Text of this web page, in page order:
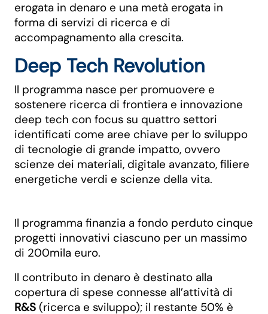
erogata in denaro e una metà erogata in
forma di servizi di ricerca e di
accompagnamento alla crescita.
Deep Tech Revolution
Il programma nasce per promuovere e
sostenere ricerca di frontiera e innovazione
deep tech con focus su quattro settori
identificati come aree chiave per lo sviluppo
di tecnologie di grande impatto, ovvero
scienze dei materiali, digitale avanzato, filiere
energetiche verdi e scienze della vita.
Il programma finanzia a fondo perduto cinque
progetti innovativi ciascuno per un massimo
di 200mila euro.
Il contributo in denaro è destinato alla
copertura di spese connesse all’attività di
R&S (ricerca e sviluppo); il restante 50% è